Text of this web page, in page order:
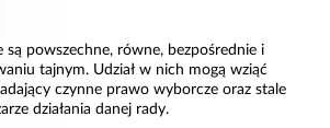
powszechne, równe, bezpośrednie i
tajnym. Udział w nich mogą wziąć
czynne prawo wyborcze oraz stale
działania danej rady.